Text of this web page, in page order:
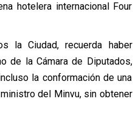
hotelera internacional Four
la Ciudad, recuerda haber
de la Cámara de Diputados,
la conformación de una
del Minvu, sin obtener